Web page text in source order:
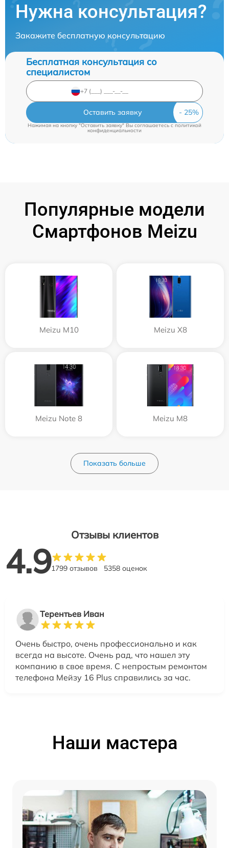
Нужна консультация?
Закажите бесплатную консультацию
Бесплатная консультация со
специалистом
Оставить заявку
Нажимая на кнопку "Оставить заявку" Вы соглашаетесь cполитикой
конфиденциальности
Популярные модели
Смартфонов Meizu
Meizu M10 Meizu X8
Meizu Note 8 Meizu M8
Показать больше
Отзывы клиентов
4.91799 отзывов 5358 оценок
Терентьев Иван
Очень быстро, очень профессионально и как
всегда на высоте. Очень рад, что нашел эту
компанию в свое время. С непростым ремонтом
телефона Мейзу 16 Plus справились за час.
Наши мастера